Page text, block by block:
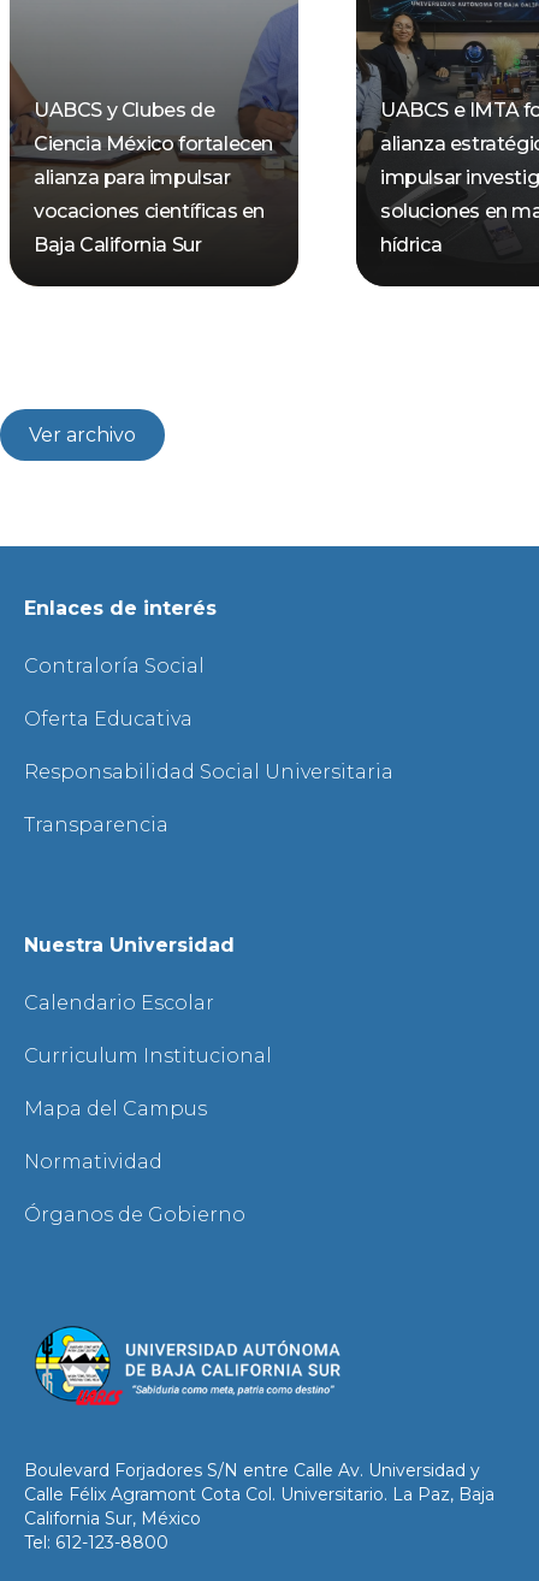
UABCS y Clubes de
Ciencia México fortalecen
alianza para impulsar
vocaciones científicas en
Baja California Sur
UABCS e IMTA
alianza
impulsar
soluciones en
hídrica
Ver archivo
Enlaces de interés
Contraloría Social
Oferta Educativa
Responsabilidad Social Universitaria
Transparencia
Nuestra Universidad
Calendario Escolar
Curriculum Institucional
Mapa del Campus
Normatividad
Órganos de Gobierno
Boulevard Forjadores S/N entre Calle Av. Universidad y
Calle Félix Agramont Cota Col. Universitario. La Paz, Baja
California Sur, México
Tel: 612-123-8800